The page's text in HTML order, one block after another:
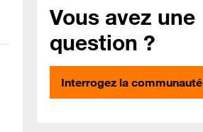
Vous avez une
question ?
Interrogez la communauté